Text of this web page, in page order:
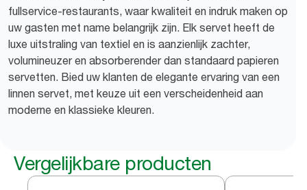
fullservice-restaurants, waar kwaliteit en indruk maken op
uw gasten met name belangrijk zijn. Elk servet heeft de
luxe uitstraling van textiel en is aanzienlijk zachter,
volumineuzer en absorberender dan standaard papieren
servetten. Bied uw klanten de elegante ervaring van een
linnen servet, met keuze uit een verscheidenheid aan
moderne en klassieke kleuren.
Vergelijkbare producten